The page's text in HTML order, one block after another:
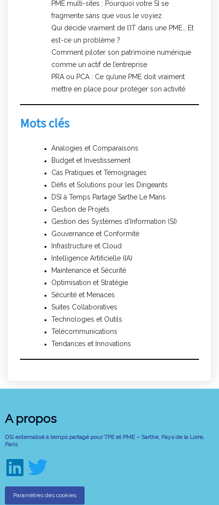
PME multi-sites : Pourquoi votre SI se
fragmente sans que vous le voyiez
Qui décide vraiment de l’IT dans une PME… Et
est-ce un problème ?
Comment piloter son patrimoine numérique
comme un actif de l’entreprise
PRA ou PCA : Ce qu’une PME doit vraiment
mettre en place pour protéger son activité
Mots clés
Analogies et Comparaisons
Budget et Investissement
Cas Pratiques et Témoignages
Défis et Solutions pour les Dirigeants
DSI à Temps Partagé Sarthe Le Mans
Gestion de Projets
Gestion des Systèmes d'Information (SI)
Gouvernance et Conformité
Infrastructure et Cloud
Intelligence Artificielle (IA)
Maintenance et Sécurité
Optimisation et Stratégie
Sécurité et Menaces
Suites Collaboratives
Technologies et Outils
Télécommunications
Tendances et Innovations
A propos
DSI externalisé à temps partagé pour TPE et PME – Sarthe, Pays de la Loire,
Paris
Paramètres des cookies